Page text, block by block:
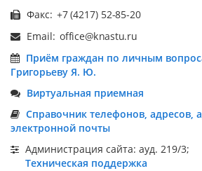
Факс:
Email:
Приём граждан по личным
Григорьеву Я. Ю.
Виртуальная приемная
Справочник телефонов, адресов,
электронной почты
Администрация сайта: ауд. 219/3;
Техническая поддержка